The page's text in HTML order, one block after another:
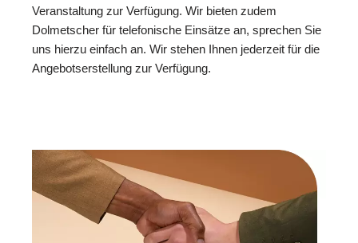
Veranstaltung zur Verfügung. Wir bieten zudem
Dolmetscher für telefonische Einsätze an, sprechen Sie
uns hierzu einfach an. Wir stehen Ihnen jederzeit für die
Angebotserstellung zur Verfügung.